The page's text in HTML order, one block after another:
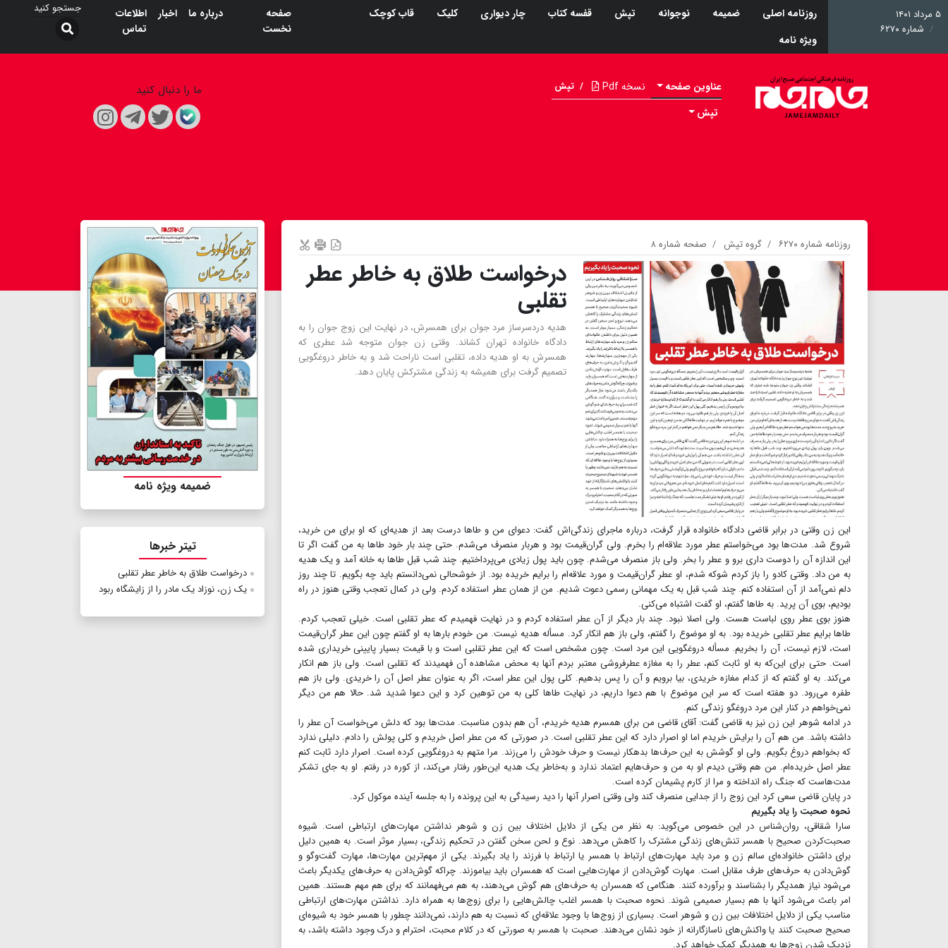
۵ مرداد ۱۴۰۱
شماره ۶۲۷۰
روزنامه اصلی ضمیمه نوجوانه تپش قفسه کتاب چار دیواری کلیک
قاب کوچک
ویژه نامه
صفحه
نخست
درباره ما اخبار
اطلاعات
تماس
عناوین صفحه نسخه Pdf / تپش
تپش
ما را دنبال کنید
روزنامه شماره ۶۲۷۰ گروه تپش صفحه شماره ۸
درخواست طلاق به خاطر عطر
تقلبی
هدیه دردسرساز مرد جوان برای همسرش، در نهایت این زوج جوان را به
دادگاه خانواده تهران کشاند. وقتی زن جوان متوجه شد عطری که
همسرش به او هدیه داده، تقلبی است ناراحت شد و به خاطر دروغگویی
تصمیم گرفت برای همیشه به زندگی مشترکش پایان دهد.
این زن وقتی در برابر قاضی دادگاه خانواده قرار گرفت، درباره ماجرای زندگی‌‌اش گفت: دعوای من و طاها درست بعد از هدیه‌ای که او برای من خرید،
شروع شد. مدت‌ها بود می‌خواستم عطر مورد علاقه‌ام را بخرم. ولی گران‌قیمت بود و هر‌بار منصرف می‌شدم. حتی چند بار خود طاها به من گفت اگر تا
این اندازه آن را دوست داری برو و عطر را بخر. ولی باز منصرف می‌شدم. چون باید پول زیادی می‌پرداختیم. چند شب قبل طاها به خانه آمد و یک هدیه
به من داد. وقتی کادو را باز کردم شوکه شدم، او عطر گران‌قیمت و مورد علاقه‌ام را برایم خریده بود. از خوشحالی نمی‌دانستم باید چه بگویم. تا چند روز
دلم نمی‌آمد از آن استفاده کنم. چند شب قبل به یک مهمانی رسمی دعوت شدیم. من از همان عطر استفاده کردم. ولی در کمال تعجب وقتی هنوز در راه
بودیم، بوی آن پرید. به طاها گفتم، او گفت اشتباه می‌کنی.
هنوز بوی عطر روی لباست هست. ولی اصلا نبود. چند بار دیگر از آن عطر استفاده کردم و در نهایت فهمیدم که عطر تقلبی است. خیلی تعجب کردم.
طاها برایم عطر تقلبی خریده بود. به او موضوع را گفتم، ولی باز هم انکار کرد. مسأله هدیه نیست. من خودم بارها به او گفتم چون این عطر گران‌قیمت
است، لازم نیست، آن را بخریم. مسأله دروغگویی این مرد است. چون مشخص است که این عطر تقلبی است و با قیمت بسیار پایینی خریداری شده
است. حتی برای این‌که به او ثابت کنم، عطر را به مغازه عطر‌فروشی معتبر بردم آنها به محض مشاهده آن فهمیدند که تقلبی است. ولی باز هم انکار
می‌کند. به او گفتم که از کدام مغازه خریدی، بیا برویم و آن را پس بدهیم. کلی پول این عطر است، اگر به عنوان عطر اصل آن را خریدی. ولی باز هم
طفره می‌رود. دو هفته است که سر این موضوع با هم دعوا داریم، در نهایت طاها کلی به من توهین کرد و این دعوا شدید شد. حالا هم من دیگر
نمی‌خواهم در کنار این مرد دروغگو زندگی کنم.
در ادامه شوهر این زن نیز به قاضی گفت: آقای قاضی من برای همسرم هدیه خریدم، آن هم بدون مناسبت. مدت‌ها بود که دلش می‌خواست آن عطر را
داشته باشد. من هم آن را برایش خریدم اما او اصرار دارد که این عطر تقلبی است. در صورتی که من عطر اصل خریدم و کلی پولش را دادم. دلیلی ندارد
که بخواهم دروغ بگویم. ولی او گوشش به این حرف‌ها بدهکار نیست و حرف خودش را می‌زند. مرا متهم به دروغگویی کرده است. اصرار دارد ثابت کنم
عطر اصل خریده‌ام. من هم وقتی دیدم او به من و حرف‌هایم اعتماد ندارد و به‌خاطر یک هدیه این‌طور رفتار می‌کند، از کوره در رفتم. او به جای تشکر
مدت‌هاست که جنگ ‌راه انداخته و مرا از کارم پشیمان کرده است.
در پایان قاضی سعی کرد این زوج را از جدایی منصرف کند ولی وقتی اصرار آنها را دید رسیدگی به این پرونده را به جلسه آینده موکول کرد.
نحوه صحبت را یاد بگیریم
سارا شقاقی، روان‌شناس در این خصوص می‌گوید: به نظر من یکی از دلایل اختلاف بین زن و شوهر نداشتن مهارت‌های ارتباطی است. شیوه
صحبت‌کردن صحیح با همسر تنش‌های زندگی مشترک را کاهش می‌دهد. نوع و لحن سخن گفتن در تحکیم زندگی، بسیار موثر است. به همین دلیل
برای داشتن خانواده‌ای سالم زن و مرد باید مهارت‌های ارتباط با همسر یا ارتباط با فرزند را یاد بگیرند. یکی از مهم‌ترین مهارت‌ها، مهارت گفت‌و‌گو و
گوش‌دادن به حرف‌های طرف مقابل است. مهارت گوش‌دادن از مهارت‌هایی است که همسران باید بیاموزند. چراکه گوش‌دادن به حرف‌های یکدیگر باعث
می‌شود نیاز همدیگر را بشناسند و برآورده کنند. هنگامی که همسران به حرف‌های هم گوش می‌دهند، به هم می‌فهمانند که برای هم مهم هستند. همین
امر باعث می‌شود آنها با هم بسیار صمیمی شوند. نحوه صحبت با همسر اغلب چالش‌هایی را برای زوج‌ها به همراه دارد. نداشتن مهارت‌های ارتباطی
مناسب یکی از دلایل اختلافات بین زن و شوهر است. بسیاری از زوج‌ها با وجود علاقه‌ای که نسبت به هم دارند، نمی‌دانند چطور با همسر خود به شیوه‌ای
صحیح صحبت کنند یا واکنش‌های ناسازگارانه از خود نشان می‌دهند. صحبت با همسر به صورتی که در کلام محبت، احترام و درک وجود داشته باشد، به
نزدیک شدن زوج‌ها به همدیگر کمک خواهد کرد.
ضمیمه ویژه نامه
تیتر خبرها
درخواست طلاق به خاطر عطر تقلبی
یک زن، نوزاد یک مادر را از زایشگاه ربود